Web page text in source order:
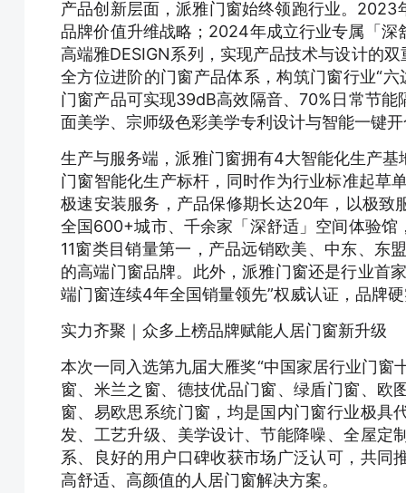
产品创新层面，派雅门窗始终领跑行业。
品牌价值升维战略；2024年成立行业专属「
高端雅DESIGN系列，实现产品技术与设计的
全方位进阶的门窗产品体系，构筑门窗行业“
门窗产品可实现39dB高效隔音、70%日常节
面美学、宗师级色彩美学专利设计与智能一键
生产与服务端，派雅门窗拥有4大智能化生产
门窗智能化生产标杆，同时作为行业标准起草
极速安装服务，产品保修期长达20年，以极致
全国600+城市、千余家「深舒适」空间体验
11窗类目销量第一，产品远销欧美、中东、东
的高端门窗品牌。此外，派雅门窗还是行业首
端门窗连续4年全国销量领先”权威认证，品牌
实力齐聚｜众多上榜品牌赋能人居门窗新升级
本次一同入选第九届大雁奖“中国家居行业门窗
窗、米兰之窗、德技优品门窗、绿盾门窗、欧
窗、易欧思系统门窗，均是国内门窗行业极具
发、工艺升级、美学设计、节能降噪、全屋定
系、良好的用户口碑收获市场广泛认可，共同
高舒适、高颜值的人居门窗解决方案。